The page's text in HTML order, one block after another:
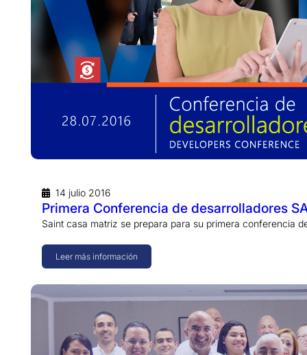
14 julio 2016
Primera Conferencia de desarrolladores
Saint casa matriz se prepara para su primera conferencia
Leer más información